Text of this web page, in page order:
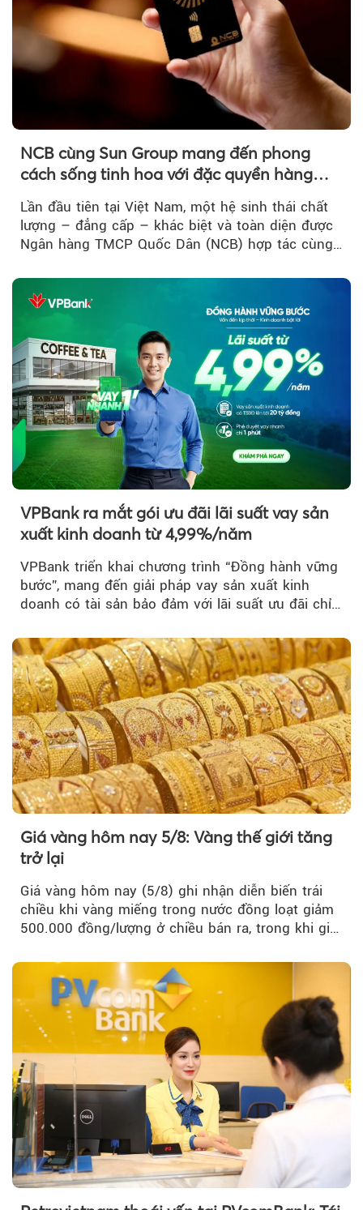
NCB cùng Sun Group mang đến phong
cách sống tinh hoa với đặc quyền hàng
Lần đầu tiên tại Việt Nam, một hệ sinh thái chất
lượng – đẳng cấp – khác biệt và toàn diện được
Ngân hàng TMCP Quốc Dân (NCB) hợp tác cùng
VPBank ra mắt gói ưu đãi lãi suất vay sản
xuất kinh doanh từ 4,99%/năm
VPBank triển khai chương trình “Đồng hành vững
bước”, mang đến giải pháp vay sản xuất kinh
doanh có tài sản bảo đảm với lãi suất ưu đãi chỉ
Giá vàng hôm nay 5/8: Vàng thế giới tăng
trở lại
Giá vàng hôm nay (5/8) ghi nhận diễn biến trái
chiều khi vàng miếng trong nước đồng loạt giảm
500.000 đồng/lượng ở chiều bán ra, trong khi giá
thương hiệu.